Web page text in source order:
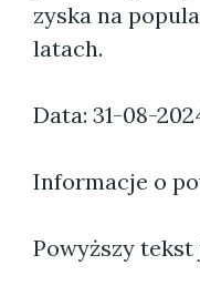
zyska na
latach.
Data: 31-08-
Informacje o
Powyższy